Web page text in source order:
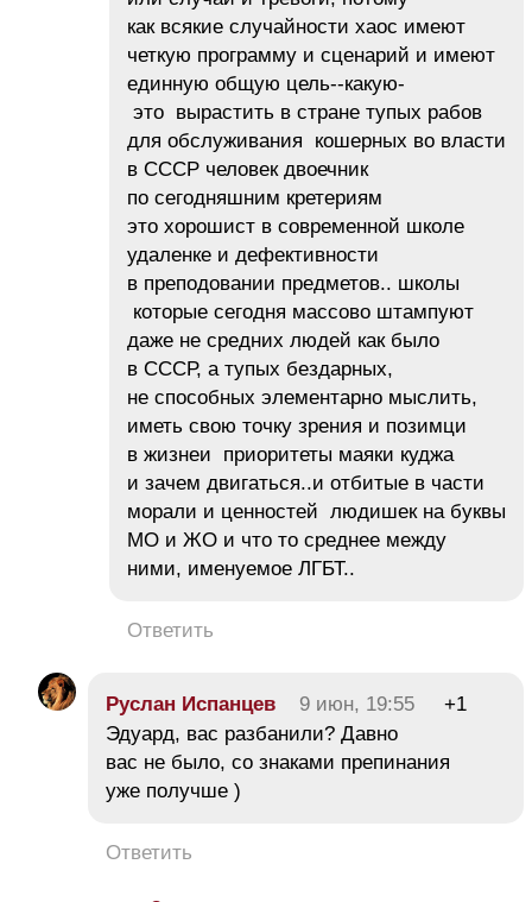
как всякие случайности хаос имеют
четкую программу и сценарий и имеют
единную общую цель--какую-
это вырастить в стране тупых рабов
для обслуживания кошерных во власти
в СССР человек двоечник
по сегодняшним кретериям
это хорошист в современной школе
удаленке и дефективности
в преподовании предметов.. школы
которые сегодня массово штампуют
даже не средних людей как было
в СССР, а тупых бездарных,
не способных элементарно мыслить,
иметь свою точку зрения и позимци
в жизнеи приоритеты маяки куджа
и зачем двигаться..и отбитые в части
морали и ценностей людишек на буквы
МО и ЖО и что то среднее между
ними, именуемое ЛГБТ..
Ответить
Руслан Испанцев 9 июн, 19:55
+1
Эдуард, вас разбанили? Давно
вас не было, со знаками препинания
уже получше )
Ответить